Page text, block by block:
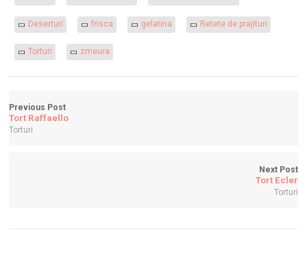
Deserturi frisca gelatina Retete de prajituri
Torturi zmeura
Previous Post
Tort Raffaello
Torturi
Next Post
Tort Ecler
Torturi